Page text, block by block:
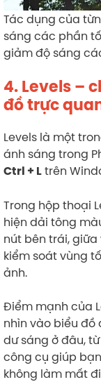
Tác dụng của
sáng các phần
giảm độ sáng
4. Levels –
đồ trực
Levels là một
ánh sáng trong
Ctrl + Ltrên
Trong hộp thoại
hiện dải tông
nút bên trái,
kiểm soát vùng
ảnh.
Điểm mạnh của
nhìn vào biểu
dư sáng ở đâu,
công cụ giúp
không làm mất